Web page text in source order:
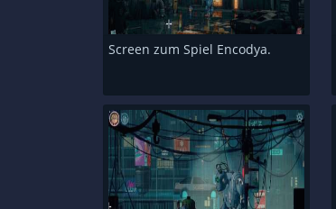
Screen zum Spiel Encodya.